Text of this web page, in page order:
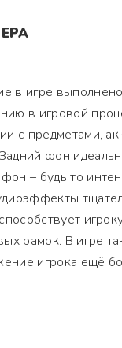
в игре
в игровой
с предметами,
фон
– будь то
рамок. В игре
игрока ещё